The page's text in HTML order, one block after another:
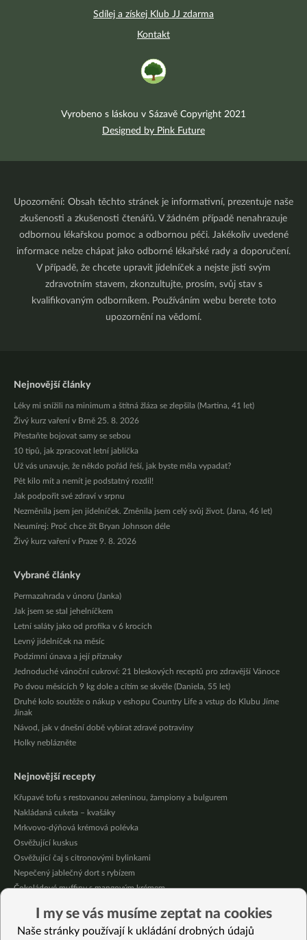
Sdílej a získej Klub JJ zdarma
Kontakt
Vyrobeno s láskou v Sázavě Copyright 2021
Designed by Pink Future
Upozornění: Obsah těchto stránek je informativní, prezentuje naše
zkušenosti a zkušenosti čtenářů. V žádném případě nenahrazuje
odbornou lékařskou pomoc a odbornou péči. Jakékoliv uvedené
informace nelze chápat jako odborné lékařské rady a doporučení.
V případě, že chcete upravit jídelníček a nejste jistí svým
zdravotním stavem, zkonzultujte, prosím, svůj stav s
kvalifikovaným odborníkem. Používáním webu berete toto
upozornění na vědomí.
Nejnovější články
Léky mi snížili na minimum a štítná žláza se zlepšila (Martina, 41 let)
Živý kurz vaření v Brně 25. 8. 2026
Přestaňte bojovat samy se sebou
10 tipů, jak zpracovat letní jablíčka
Už vás unavuje, že někdo pořád řeší, jak byste měla vypadat?
Pět kilo mít a nemít je podstatný rozdíl!
Jak podpořit své zdraví v srpnu
Nezměnila jsem jen jídelníček. Změnila jsem celý svůj život. (Jana, 46 let)
Neumírej: Proč chce žít Bryan Johnson déle
Živý kurz vaření v Praze 9. 8. 2026
Vybrané články
Permazahrada v únoru (Janka)
Jak jsem se stal jehelníčkem
Letní saláty jako od profíka v 6 krocích
Levný jídelníček na měsíc
Podzimní únava a její příznaky
Jednoduché vánoční cukroví: 21 bleskových receptů pro zdravější Vánoce
Po dvou měsících 9 kg dole a cítím se skvěle (Daniela, 55 let)
Druhé kolo soutěže o nákup v eshopu Country Life a vstup do Klubu Jíme
Jinak
Návod, jak v dnešní době vybírat zdravé potraviny
Holky neblázněte
Nejnovější recepty
Křupavé tofu s restovanou zeleninou, žampiony a bulgurem
Nakládaná cuketa – kvašáky
Mrkvovo-dýňová krémová polévka
Osvěžující kuskus
Osvěžující čaj s citronovými bylinkami
Nepečený jablečný dort s rybízem
Čokoládové muffiny s mangovým krémem
Krémová zeleninová polévka s koprem a vločkami
Celozrnná rýže basmati se zeleninou
I my se vás musíme zeptat na cookies
Naše stránky používají k ukládání drobných údajů